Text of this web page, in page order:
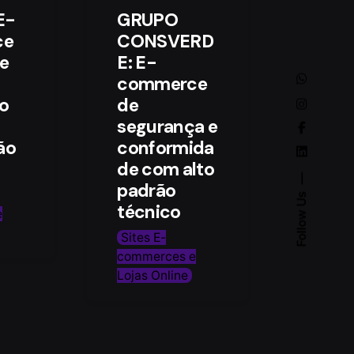
GRUPO
CONSVERD
E: E-
commerce
de
segurança e
conformida
de com alto
padrão
técnico
Sites E-
commerces e
Lojas Online